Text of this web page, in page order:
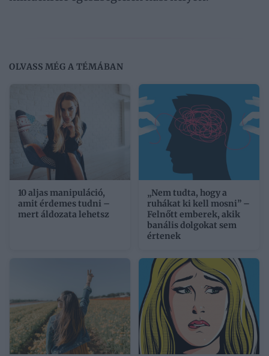
OLVASS MÉG A TÉMÁBAN
10 aljas manipuláció,
amit érdemes tudni –
mert áldozata lehetsz
„Nem tudta, hogy a
ruhákat ki kell mosni” –
Felnőtt emberek, akik
banális dolgokat sem
értenek